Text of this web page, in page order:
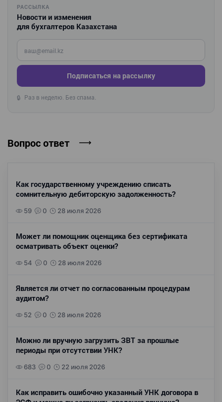
РАССЫЛКА
Новости и изменения
для бухгалтеров Казахстана
Введите ваш e-mail
Подписаться на рассылку
🔒 Раз в неделю. Без спама.
Вопрос ответ
Как государственному учреждению списать
сомнительную дебиторскую задолженность?
59 0 28 июля 2026
Может ли помощник оценщика без сертификата
осматривать объект оценки?
54 0 28 июля 2026
Является ли отчет по согласованным процедурам
аудитом?
52 0 28 июля 2026
Можно ли вручную загрузить ЗВТ за прошлые
периоды при отсутствии УНК?
683 0 22 июля 2026
Как исправить ошибочно указанный УНК договора в